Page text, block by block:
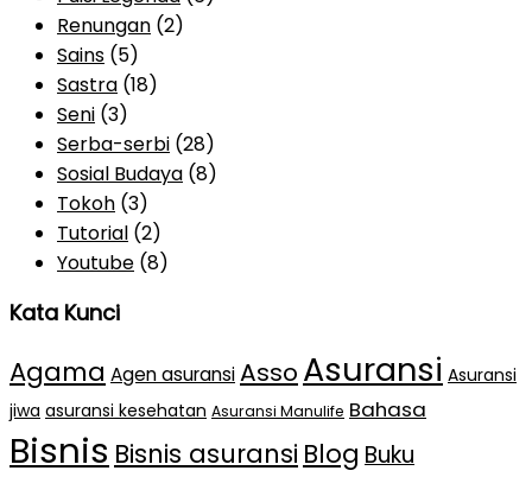
Renungan (2)
Sains (5)
Sastra (18)
Seni (3)
Serba-serbi (28)
Sosial Budaya (8)
Tokoh (3)
Tutorial (2)
Youtube (8)
Kata Kunci
Agama Agen asuransiAsso Asuransi Asuransi
jiwa asuransi kesehatan Asuransi Manulife Bahasa
Bisnis Bisnis asuransi Blog Buku